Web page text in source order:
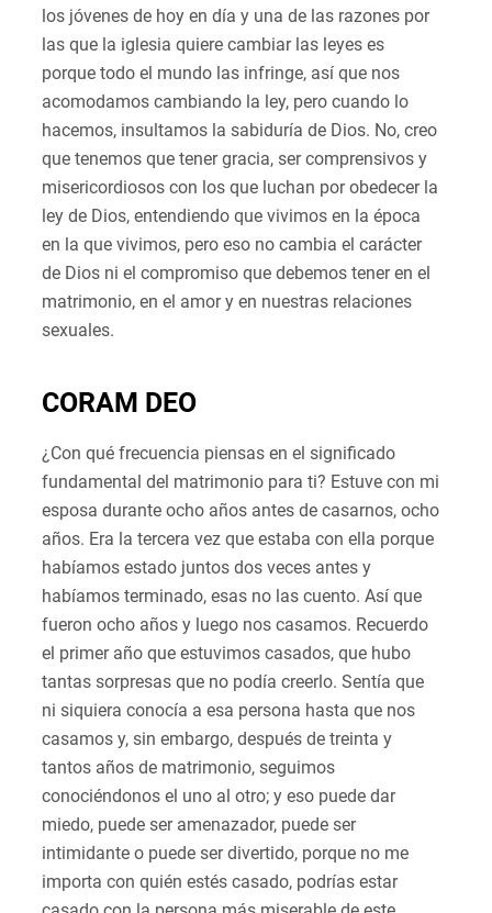
los jóvenes de hoy en día y una de las razones por
las que la iglesia quiere cambiar las leyes es
porque todo el mundo las infringe, así que nos
acomodamos cambiando la ley, pero cuando lo
hacemos, insultamos la sabiduría de Dios. No, creo
que tenemos que tener gracia, ser comprensivos y
misericordiosos con los que luchan por obedecer la
ley de Dios, entendiendo que vivimos en la época
en la que vivimos, pero eso no cambia el carácter
de Dios ni el compromiso que debemos tener en el
matrimonio, en el amor y en nuestras relaciones
sexuales.
CORAM DEO
¿Con qué frecuencia piensas en el significado
fundamental del matrimonio para ti? Estuve con mi
esposa durante ocho años antes de casarnos, ocho
años. Era la tercera vez que estaba con ella porque
habíamos estado juntos dos veces antes y
habíamos terminado, esas no las cuento. Así que
fueron ocho años y luego nos casamos. Recuerdo
el primer año que estuvimos casados, que hubo
tantas sorpresas que no podía creerlo. Sentía que
ni siquiera conocía a esa persona hasta que nos
casamos y, sin embargo, después de treinta y
tantos años de matrimonio, seguimos
conociéndonos el uno al otro; y eso puede dar
miedo, puede ser amenazador, puede ser
intimidante o puede ser divertido, porque no me
importa con quién estés casado, podrías estar